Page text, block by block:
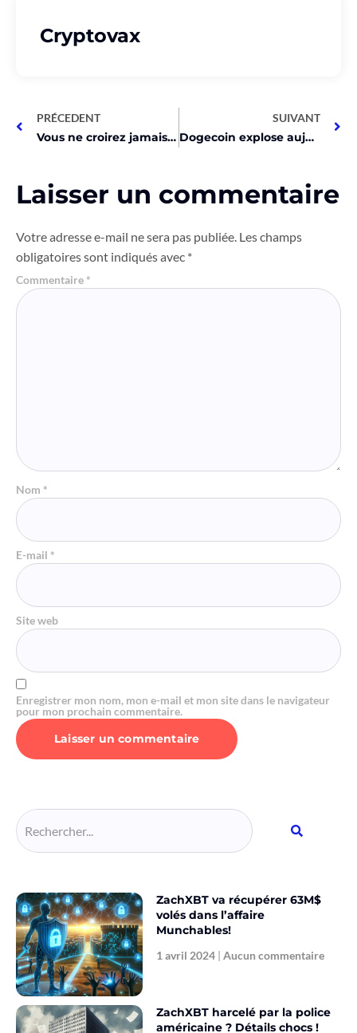
Cryptovax
PRÉCEDENT
Vous ne croirez jamais ce que cet exec d’OKX dit sur les jeux Web3!
SUIVANT
Dogecoin explose aujourd’hui, découvrez pourquoi !
Laisser un commentaire
Votre adresse e-mail ne sera pas publiée. Les champs
obligatoires sont indiqués avec *
Commentaire *
Nom *
E-mail *
Site web
Enregistrer mon nom, mon e-mail et mon site dans le navigateur
pour mon prochain commentaire.
ZachXBT va récupérer 63M$
volés dans l’affaire
Munchables!
1 avril 2024 Aucun commentaire
ZachXBT harcelé par la police
américaine ? Détails chocs !